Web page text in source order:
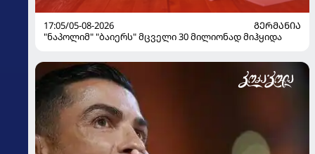
17:05/05-08-2026
ᲒᲔᲠᲛᲐᲜᲘᲐ
"ნაპოლიმ" "ბაიერს" მცველი 30 მილიონად მიჰყიდა